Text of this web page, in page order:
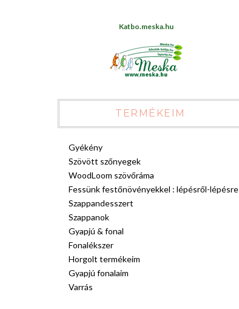
Katbo.meska.hu
TERMÉKEIM
Gyékény
Szövött szőnyegek
WoodLoom szövőráma
Fessünk festőnövényekkel : lépésről-lépésre
Szappandesszert
Szappanok
Gyapjú & fonal
Fonalékszer
Horgolt termékeim
Gyapjú fonalaim
Varrás